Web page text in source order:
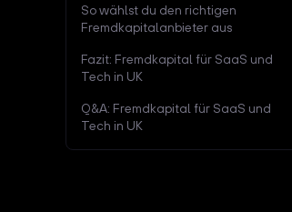
So wählst du den richtigen
Fremdkapitalanbieter aus
Fazit: Fremdkapital für SaaS und
Tech in UK
Q&A: Fremdkapital für SaaS und
Tech in UK